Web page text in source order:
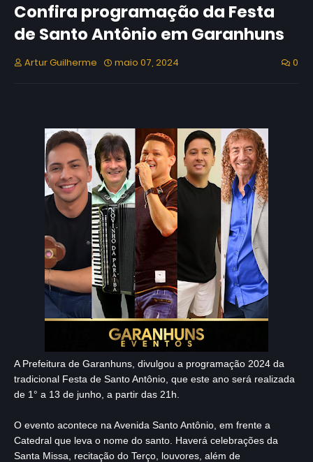
Confira programação da Festa
de Santo Antônio em Garanhuns
Artur Guilherme maio 07, 2024 0
A Prefeitura de Garanhuns, divulgou a programação 2024 da
tradicional Festa de Santo Antônio, que este ano será realizada
de 1° a 13 de junho, a partir das 21h.
O evento acontece na Avenida Santo Antônio, em frente a
Catedral que leva o nome do santo. Haverá celebrações da
Santa Missa, recitação do Terço, louvores, além de